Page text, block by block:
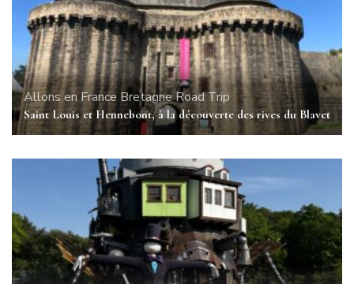
Allons en France BretagneRoad Trip
Saint Louis et Hennebont, à la découverte des rives du Blavet